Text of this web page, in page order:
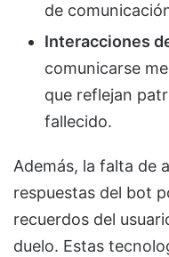
de
Interacciones
comunicarse
que reflejan
fallecido.
Además, la falta de
respuestas del bot
recuerdos del
duelo. Estas